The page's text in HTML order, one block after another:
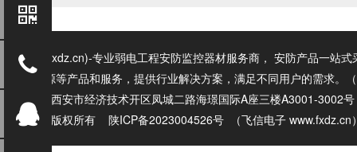
飞信电子(fxdz.cn)-专业弱电工程安防监控器材服务商， 安防产品一站
能、新能源等产品和服务，提供行业解决方案，满足不同用户的需求
展厅地址: 西安市经济技术开区凤城二路海璟国际A座三楼A3001-3002
飞信电子 版权所有 陕ICP备2023004526号 （飞信电子 www.fxdz.cn